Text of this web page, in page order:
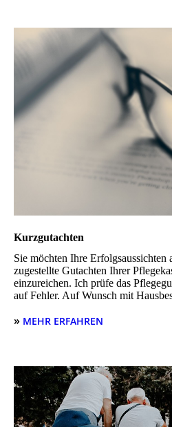
Kurz­gutachten
Sie möchten Ihre Erfolgs­aus­sichten
zugestellte Gutachten Ihrer
einzureichen. Ich prüfe das
auf Fehler. Auf Wunsch mit
» MEHR ERFAHREN